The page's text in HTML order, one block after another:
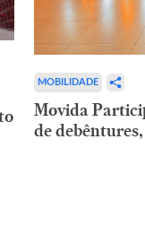
MOBILIDADE
Movida
de